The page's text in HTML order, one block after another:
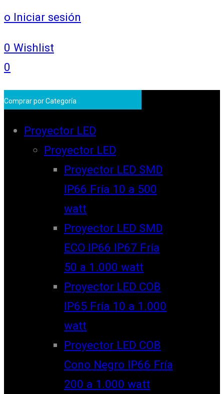
o Iniciar sesión
0 Wishlist
0
Comprar por Categoría
Proyector LED
Proyector LED
Proyector LED SMD
IP66 Fría 10 a 500
watt
Proyector LED SMD
ECO IP66 IP67 Fría
50 a 1.000 watt
Proyector LED COB
IP65 Fría 10 a 1.000
watt
Proyector LED COB
Cono Negro IP66 Fría
200 a 1.000 watt